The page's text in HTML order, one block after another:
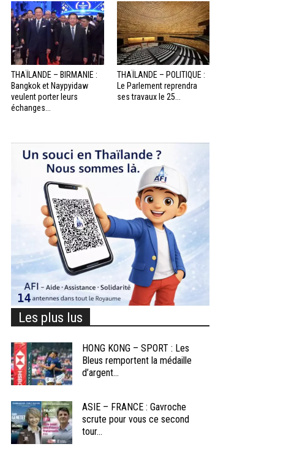
THAÏLANDE – BIRMANIE :
Bangkok et Naypyidaw
veulent porter leurs
échanges...
THAÏLANDE – POLITIQUE :
Le Parlement reprendra
ses travaux le 25...
Les plus lus
HONG KONG – SPORT : Les
Bleus remportent la médaille
d’argent...
ASIE – FRANCE : Gavroche
scrute pour vous ce second
tour...